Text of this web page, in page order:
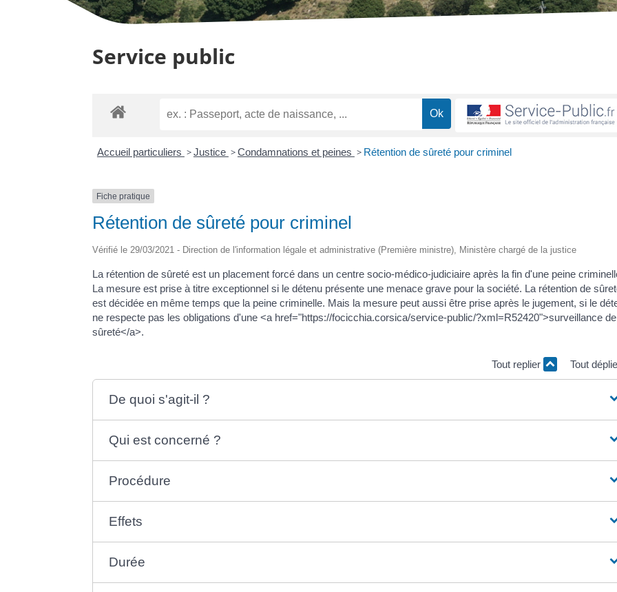
Service public
Accueil particuliers >Justice >Condamnations et peines > Rétention de sûreté pour criminel
Fiche pratique
Rétention de sûreté pour criminel
Vérifié le 29/03/2021 - Direction de l'information légale et administrative (Première ministre), Ministère chargé de la justice
La rétention de sûreté est un placement forcé dans un centre socio-médico-judiciaire après la fin d'une peine
La mesure est prise à titre exceptionnel si le détenu présente une menace grave pour la société. La rétention de
est décidée en même temps que la peine criminelle. Mais la mesure peut aussi être prise après le jugement, si le
ne respecte pas les obligations d'une <a href="https://focicchia.corsica/service-public/?xml=R52420">surveillance de
sûreté</a>.
Tout replier Tout
De quoi s'agit-il ?
Qui est concerné ?
Procédure
Effets
Durée